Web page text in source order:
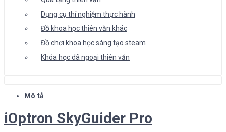
Dụng cụ thí nghiệm thực hành
Đồ khoa học thiên văn khác
Đồ chơi khoa học sáng tạo steam
Khóa học dã ngoại thiên văn
Mô tả
iOptron SkyGuider Pro